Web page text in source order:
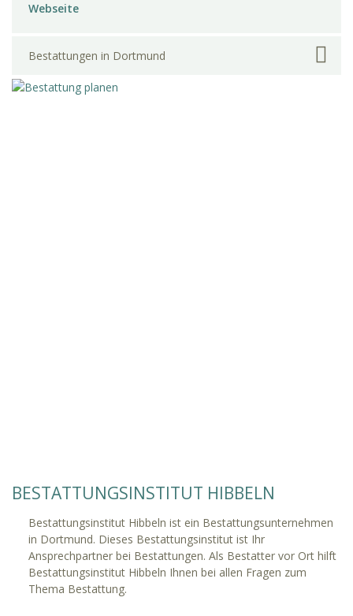
Webseite
Bestattungen in Dortmund
BESTATTUNGSINSTITUT HIBBELN
Bestattungsinstitut Hibbeln ist ein Bestattungsunternehmen
in Dortmund. Dieses Bestattungsinstitut ist Ihr
Ansprechpartner bei Bestattungen. Als Bestatter vor Ort hilft
Bestattungsinstitut Hibbeln Ihnen bei allen Fragen zum
Thema Bestattung.